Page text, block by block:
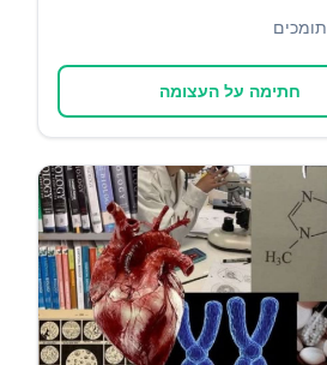
תומכים
חתימה על העצומה